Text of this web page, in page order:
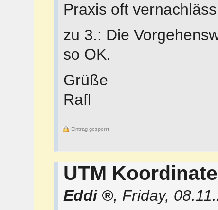
Praxis oft
zu 3.: Die
so OK.
Grüße
Rafl
Eintrag gesperrt
UTM
Eddi , Friday,